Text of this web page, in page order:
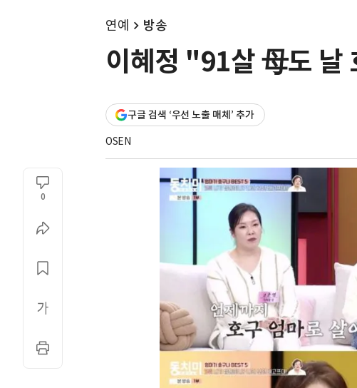
연예 방송
이혜정 "91살 母도 날
구글 검색 ‘우선 노출 매체’ 추가
OSEN
0